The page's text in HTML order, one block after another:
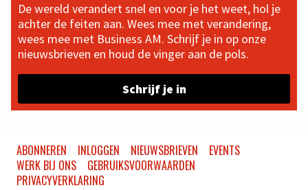
De wereld verandert snel en voor je het weet, hol je
achter de feiten aan. Wees mee met verandering,
wees mee met Business AM. Schrijf je in op onze
nieuwsbrieven en houd de vinger aan de pols.
Schrijf je in
ABONNEREN INLOGGEN NIEUWSBRIEVEN
EVENTS
WERK BIJ ONS
GEBRUIKSVOORWAARDEN
PRIVACYVERKLARING